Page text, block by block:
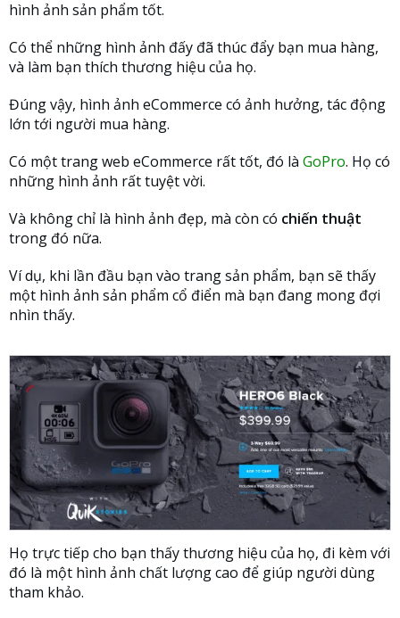
hình ảnh sản phẩm tốt.
Có thể những hình ảnh đấy đã thúc đẩy bạn mua hàng,
và làm bạn thích thương hiệu của họ.
Đúng vậy, hình ảnh eCommerce có ảnh hưởng, tác động
lớn tới người mua hàng.
Có một trang web eCommerce rất tốt, đó là GoPro. Họ có
những hình ảnh rất tuyệt vời.
Và không chỉ là hình ảnh đẹp, mà còn có chiến thuật
trong đó nữa.
Ví dụ, khi lần đầu bạn vào trang sản phẩm, bạn sẽ thấy
một hình ảnh sản phẩm cổ điển mà bạn đang mong đợi
nhìn thấy.
Họ trực tiếp cho bạn thấy thương hiệu của họ, đi kèm với
đó là một hình ảnh chất lượng cao để giúp người dùng
tham khảo.